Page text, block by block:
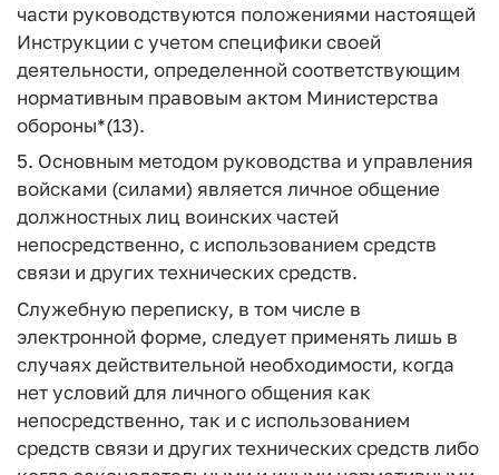
части руководствуются положениями настоящей
Инструкции с учетом специфики своей
деятельности, определенной соответствующим
нормативным правовым актом Министерства
обороны*(13).
5. Основным методом руководства и управления
войсками (силами) является личное общение
должностных лиц воинских частей
непосредственно, с использованием средств
связи и других технических средств.
Служебную переписку, в том числе в
электронной форме, следует применять лишь в
случаях действительной необходимости, когда
нет условий для личного общения как
непосредственно, так и с использованием
средств связи и других технических средств либо